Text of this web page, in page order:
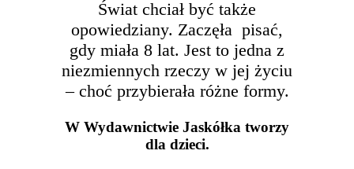
Świat chciał być także
opowiedziany. Zaczęła pisać,
gdy miała 8 lat. Jest to jedna z
niezmiennych rzeczy w jej życiu
– choć przybierała różne formy.
W Wydawnictwie Jaskółka tworzy
dla dzieci.